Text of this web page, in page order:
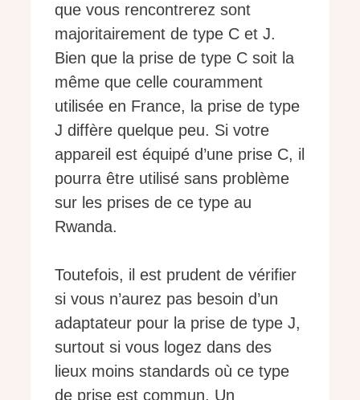
que vous rencontrerez sont
majoritairement de type C et J.
Bien que la prise de type C soit la
même que celle couramment
utilisée en France, la prise de type
J diffère quelque peu. Si votre
appareil est équipé d’une prise C, il
pourra être utilisé sans problème
sur les prises de ce type au
Rwanda.
Toutefois, il est prudent de vérifier
si vous n’aurez pas besoin d’un
adaptateur pour la prise de type J,
surtout si vous logez dans des
lieux moins standards où ce type
de prise est commun. Un